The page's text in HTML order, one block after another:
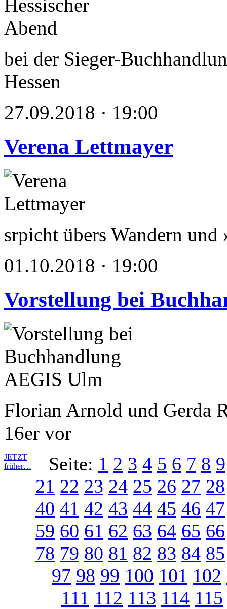
bei der Sieger-
Hessen
27.09.2018 · 19:00
Verena Lettmayer
srpicht übers Wandern
01.10.2018 · 19:00
Vorstellung bei
Florian Arnold und Gerda
16er vor
JETZT |
früher…
Seite: 1 2 3 4 5 6 7 8 9
21 22 23 24 25 26 27 28
40 41 42 43 44 45 46 47
59 60 61 62 63 64 65 66
78 79 80 81 82 83 84 85
97 98 99 100 101 102
111 112 113 114 115